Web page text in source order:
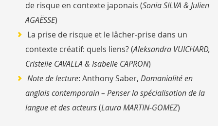
de risque en contexte japonais (Sonia SILVA & Julien
AGAËSSE)
La prise de risque et le lâcher-prise dans un
contexte créatif: quels liens? (Aleksandra VUICHARD,
Cristelle CAVALLA & Isabelle CAPRON)
Note de lecture: Anthony Saber, Domanialité en
anglais contemporain – Penser la spécialisation de la
langue et des acteurs(Laura MARTIN-GOMEZ)